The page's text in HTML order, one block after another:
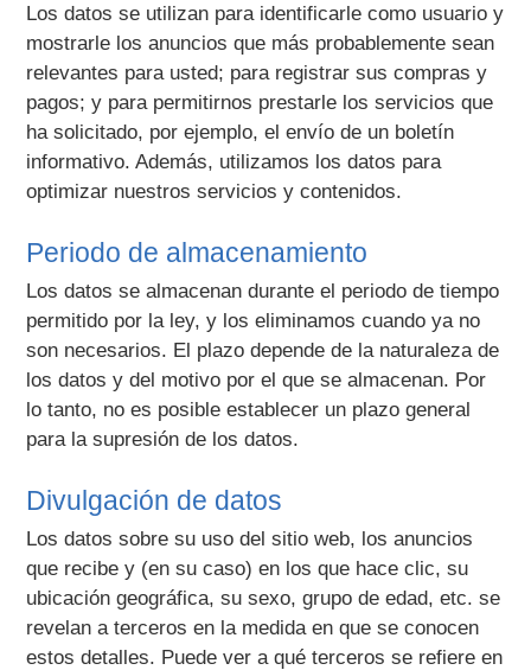
Los datos se utilizan para identificarle como usuario y
mostrarle los anuncios que más probablemente sean
relevantes para usted; para registrar sus compras y
pagos; y para permitirnos prestarle los servicios que
ha solicitado, por ejemplo, el envío de un boletín
informativo. Además, utilizamos los datos para
optimizar nuestros servicios y contenidos.
Periodo de almacenamiento
Los datos se almacenan durante el periodo de tiempo
permitido por la ley, y los eliminamos cuando ya no
son necesarios. El plazo depende de la naturaleza de
los datos y del motivo por el que se almacenan. Por
lo tanto, no es posible establecer un plazo general
para la supresión de los datos.
Divulgación de datos
Los datos sobre su uso del sitio web, los anuncios
que recibe y (en su caso) en los que hace clic, su
ubicación geográfica, su sexo, grupo de edad, etc. se
revelan a terceros en la medida en que se conocen
estos detalles. Puede ver a qué terceros se refiere en